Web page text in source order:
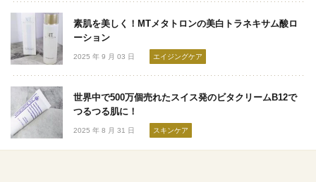
素肌を美しく！MTメタトロンの美白トラネキサム酸ロ
ーション
2025 年 9 月 03 日 エイジングケア
世界中で500万個売れたスイス発のビタクリームB12で
つるつる肌に！
2025 年 8 月 31 日 スキンケア